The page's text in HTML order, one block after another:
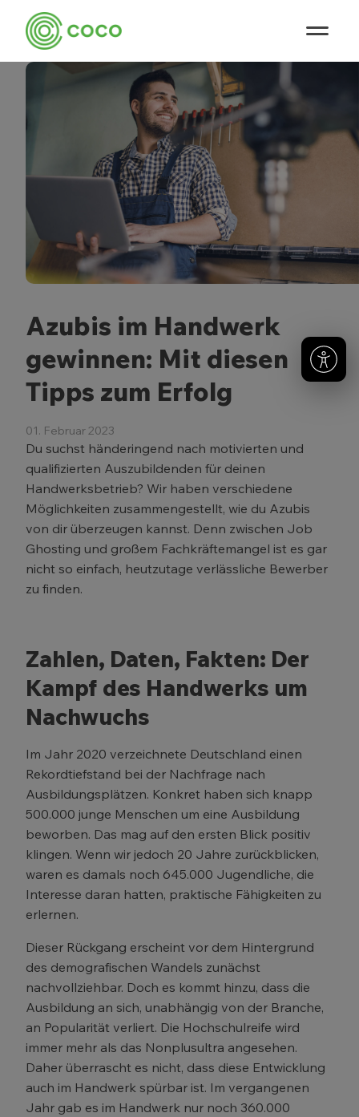
Azubis im Handwerk
gewinnen: Mit diesen
Tipps zum Erfolg
01. Februar 2023
Du suchst händeringend nach motivierten und
qualifizierten Auszubildenden für deinen
Handwerksbetrieb? Wir haben verschiedene
Möglichkeiten zusammengestellt, wie du Azubis
von dir überzeugen kannst. Denn zwischen Job
Ghosting und großem Fachkräftemangel ist es gar
nicht so einfach, heutzutage verlässliche Bewerber
zu finden.
Zahlen, Daten, Fakten: Der
Kampf des Handwerks um
Nachwuchs
Im Jahr 2020 verzeichnete Deutschland einen
Rekordtiefstand bei der Nachfrage nach
Ausbildungsplätzen. Konkret haben sich knapp
500.000 junge Menschen um eine Ausbildung
beworben. Das mag auf den ersten Blick positiv
klingen. Wenn wir jedoch 20 Jahre zurückblicken,
waren es damals noch 645.000 Jugendliche, die
Interesse daran hatten, praktische Fähigkeiten zu
erlernen.
Dieser Rückgang erscheint vor dem Hintergrund
des demografischen Wandels zunächst
nachvollziehbar. Doch es kommt hinzu, dass die
Ausbildung an sich, unabhängig von der Branche,
an Popularität verliert. Die Hochschulreife wird
immer mehr als das Nonplusultra angesehen.
Daher überrascht es nicht, dass diese Entwicklung
auch im Handwerk spürbar ist. Im vergangenen
Jahr gab es im Handwerk nur noch 360.000